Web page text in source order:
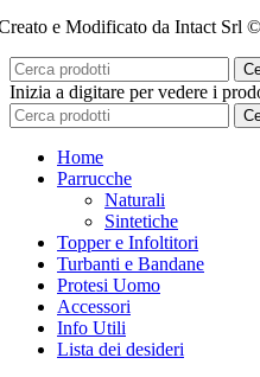
e Modificato da Intact Srl
Inizia a digitare per vedere i
Home
Parrucche
Naturali
Sintetiche
Topper e Infoltitori
Turbanti e Bandane
Protesi Uomo
Accessori
Info Utili
Lista dei desideri